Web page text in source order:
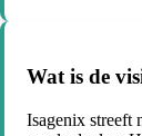
Wat is de
Isagenix streeft